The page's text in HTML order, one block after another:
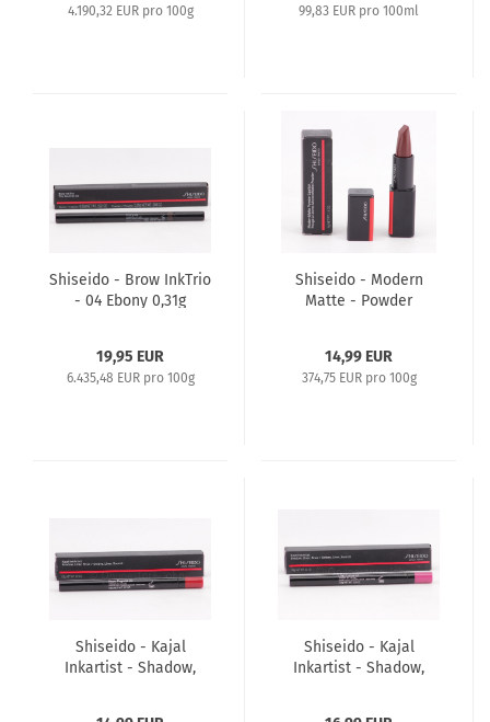
4.190,32 EUR pro 100g 99,83 EUR pro 100ml
Shiseido - Brow InkTrio
- 04 Ebony 0,31g
19,95 EUR
6.435,48 EUR pro 100g
Shiseido - Modern
Matte - Powder
14,99 EUR
374,75 EUR pro 100g
Shiseido - Kajal
Inkartist - Shadow,
Shiseido - Kajal
Inkartist - Shadow,